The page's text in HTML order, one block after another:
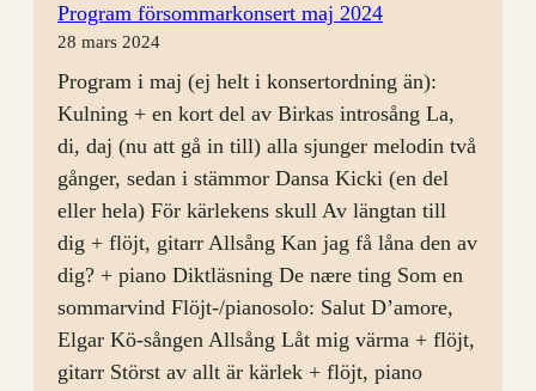
24
Program försommarkonsert maj 2024
28 mars 2024
Program i maj (ej helt i konsertordning än):
Kulning + en kort del av Birkas introsång La,
di, daj (nu att gå in till) alla sjunger melodin två
gånger, sedan i stämmor Dansa Kicki (en del
eller hela) För kärlekens skull Av längtan till
dig + flöjt, gitarr Allsång Kan jag få låna den av
dig? + piano Diktläsning De nære ting Som en
sommarvind Flöjt-/pianosolo: Salut D’amore,
Elgar Kö-sången Allsång Låt mig värma + flöjt,
gitarr Störst av allt är kärlek + flöjt, piano